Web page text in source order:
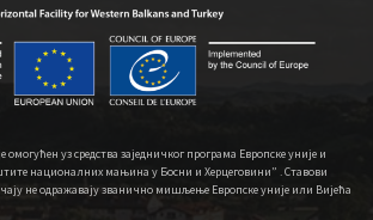
омогућен уз средства заједничког програма Европске уније и
националних мањина у Босни и Херцеговини” . Ставови
не одражавају званично мишљење Европске уније или Вијећа